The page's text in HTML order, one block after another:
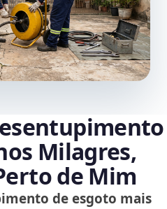
Milagres,
de Mim
de esgoto mais